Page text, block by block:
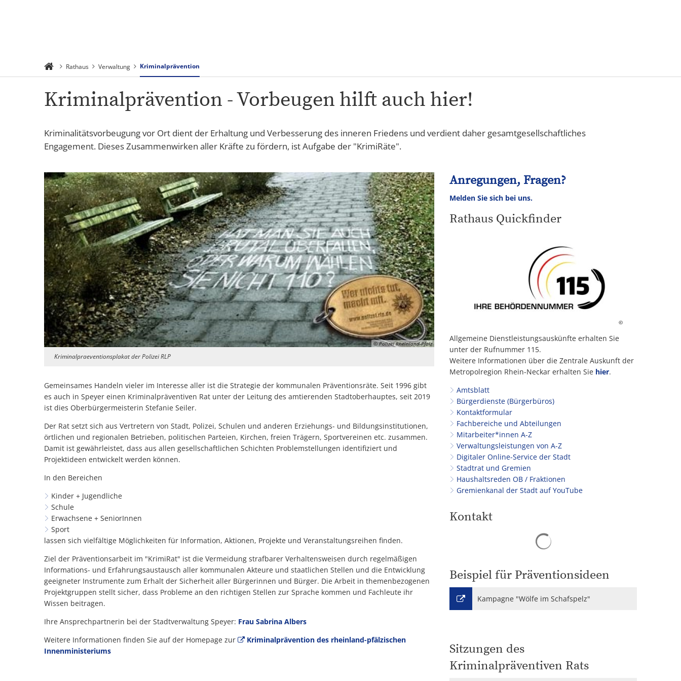
Rathaus Verwaltung Kriminalprävention
Kriminalprävention - Vorbeugen hilft auch hier!
Kriminalitätsvorbeugung vor Ort dient der Erhaltung und Verbesserung des inneren Friedens und verdient daher gesamtgesellschaftliches
Engagement. Dieses Zusammenwirken aller Kräfte zu fördern, ist Aufgabe der "KrimiRäte".
© Polizei Rheinland-Pfalz
Kriminalpraeventionsplakat der Polizei RLP
Gemeinsames Handeln vieler im Interesse aller ist die Strategie der kommunalen Präventionsräte. Seit 1996 gibt
es auch in Speyer einen Kriminalpräventiven Rat unter der Leitung des amtierenden Stadtoberhauptes, seit 2019
ist dies Oberbürgermeisterin Stefanie Seiler.
Der Rat setzt sich aus Vertretern von Stadt, Polizei, Schulen und anderen Erziehungs- und Bildungsinstitutionen,
örtlichen und regionalen Betrieben, politischen Parteien, Kirchen, freien Trägern, Sportvereinen etc. zusammen.
Damit ist gewährleistet, dass aus allen gesellschaftlichen Schichten Problemstellungen identifiziert und
Projektideen entwickelt werden können.
In den Bereichen
Kinder + Jugendliche
Schule
Erwachsene + SeniorInnen
Sport
lassen sich vielfältige Möglichkeiten für Information, Aktionen, Projekte und Veranstaltungsreihen finden.
Ziel der Präventionsarbeit im "KrimiRat" ist die Vermeidung strafbarer Verhaltensweisen durch regelmäßigen
Informations- und Erfahrungsaustausch aller kommunalen Akteure und staatlichen Stellen und die Entwicklung
geeigneter Instrumente zum Erhalt der Sicherheit aller Bürgerinnen und Bürger. Die Arbeit in themenbezogenen
Projektgruppen stellt sicher, dass Probleme an den richtigen Stellen zur Sprache kommen und Fachleute ihr
Wissen beitragen.
Ihre Ansprechpartnerin bei der Stadtverwaltung Speyer: Frau Sabrina Albers
Weitere Informationen finden Sie auf der Homepage zur
Kriminalprävention des rheinland-pfälzischen
Innenministeriums
Anregungen, Fragen?
Melden Sie sich bei uns.
Rathaus Quickfinder
©
Allgemeine Dienstleistungsauskünfte erhalten Sie
unter der Rufnummer 115.
Weitere Informationen über die Zentrale Auskunft der
Metropolregion Rhein-Neckar erhalten Sie hier.
Amtsblatt
Bürgerdienste (Bürgerbüros)
Kontaktformular
Fachbereiche und Abteilungen
Mitarbeiter*innen A-Z
Verwaltungsleistungen von A-Z
Digitaler Online-Service der Stadt
Stadtrat und Gremien
Haushaltsreden OB / Fraktionen
Gremienkanal der Stadt auf YouTube
Kontakt
Beispiel für Präventionsideen
Kampagne "Wölfe im Schafspelz"
Sitzungen des
Kriminalpräventiven Rats